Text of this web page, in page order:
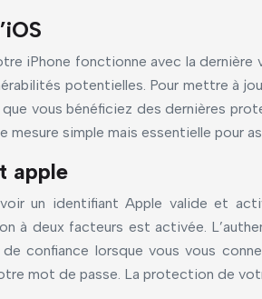
iPhone fonctionne avec la
potentielles. Pour mettre à
que vous bénéficiez des dernières
mesure simple mais essentielle pour
apple
un identifiant Apple valide et
à deux facteurs est activée.
confiance lorsque vous vous
mot de passe. La protection de